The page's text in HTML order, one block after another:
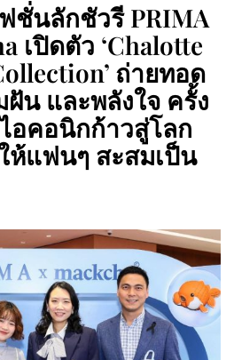
ชั่นลักชัวรี PRIMA
เปิดตัว ‘Chalotte
ถ่ายทอด
น และพลังใจ ครั้ง
อคอนิกก้าวสู่โลก
ห้แฟนๆ สะสมเป็น